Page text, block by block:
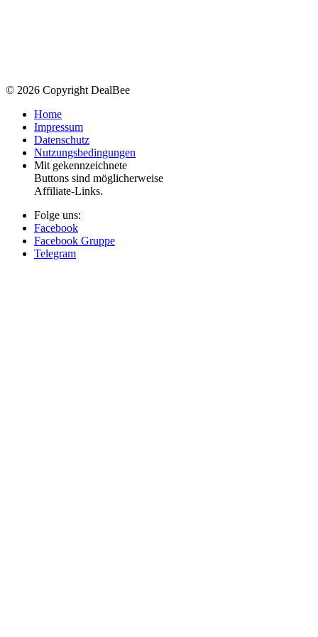
© 2026 Copyright DealBee
Home
Impressum
Datenschutz
Nutzungsbedingungen
Mit gekennzeichnete
Buttons sind möglicherweise
Affiliate-Links.
Folge uns:
Facebook
Facebook Gruppe
Telegram